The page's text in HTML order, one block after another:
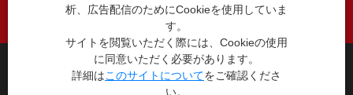
お問い合わせ
台東区役所観光課
〒110-8615 東京都台東区東上野4丁目5番6号
TEL：03-5246-1151
析、広告配信のためにCookieを使用していま
す。
サイトを閲覧いただく際には、Cookieの使用
に同意いただく必要があります。
詳細はこのサイトについてをご確認くださ
い。